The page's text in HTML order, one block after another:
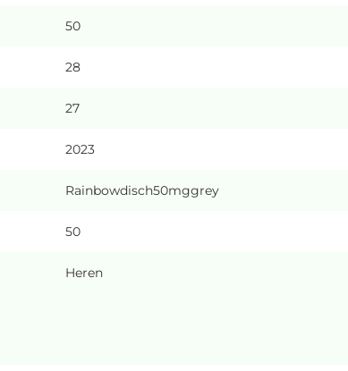
50
28
27
2023
Rainbowdisch50mggrey
50
Heren